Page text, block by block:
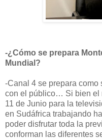
-¿Cómo se prepara
Mundial?
-Canal 4 se prepara como
con el público… Si bien el
11 de Junio para la
en Sudáfrica trabajando
poder disfrutar toda la
conforman las diferentes